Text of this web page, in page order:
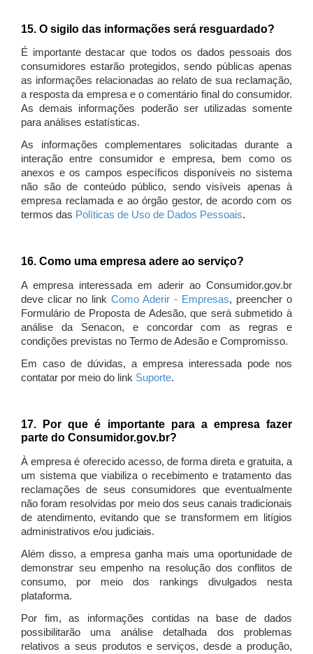
15. O sigilo das informações será resguardado?
É importante destacar que todos os dados pessoais dos
consumidores estarão protegidos, sendo públicas apenas
as informações relacionadas ao relato de sua reclamação,
a resposta da empresa e o comentário final do consumidor.
As demais informações poderão ser utilizadas somente
para análises estatísticas.
As informações complementares solicitadas durante a
interação entre consumidor e empresa, bem como os
anexos e os campos específicos disponíveis no sistema
não são de conteúdo público, sendo visíveis apenas à
empresa reclamada e ao órgão gestor, de acordo com os
termos das Políticas de Uso de Dados Pessoais.
16. Como uma empresa adere ao serviço?
A empresa interessada em aderir ao Consumidor.gov.br
deve clicar no link Como Aderir - Empresas, preencher o
Formulário de Proposta de Adesão, que será submetido à
análise da Senacon, e concordar com as regras e
condições previstas no Termo de Adesão e Compromisso.
Em caso de dúvidas, a empresa interessada pode nos
contatar por meio do link Suporte.
17. Por que é importante para a empresa fazer
parte do Consumidor.gov.br?
À empresa é oferecido acesso, de forma direta e gratuita, a
um sistema que viabiliza o recebimento e tratamento das
reclamações de seus consumidores que eventualmente
não foram resolvidas por meio dos seus canais tradicionais
de atendimento, evitando que se transformem em litígios
administrativos e/ou judiciais.
Além disso, a empresa ganha mais uma oportunidade de
demonstrar seu empenho na resolução dos conflitos de
consumo, por meio dos rankings divulgados nesta
plataforma.
Por fim, as informações contidas na base de dados
possibilitarão uma análise detalhada dos problemas
relativos a seus produtos e serviços, desde a produção,